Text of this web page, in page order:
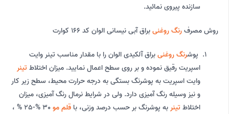
سازنده پیروی نمائید.
روش مصرفرنگ روغنیبراق آبی نیسانی الوان کد 166 کوارت
پوشرنگ روغنیبراق آلکیدی الوان را با مقدار مناسب تینر وایت
اسپریت رقیق نموده و بر روی سطح اعمال نمایید. میزان اختلاط تینر
وایت اسپریت به پوشرنگ بستگی به درجه حرارت محیط، سطح زیر کار
و نیز وسیله رنگ آمیزی دارد. ولی در شرایط نرمال رنگ آمیزی، میزان
اختلاط تینر به پوشرنگ بر حسب درصد وزنی، با قلم مو
30 %-25 % ،